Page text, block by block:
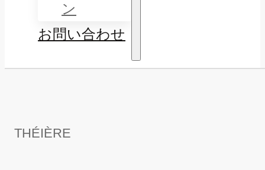
ン
お問い合わせ
THÉIÈRE